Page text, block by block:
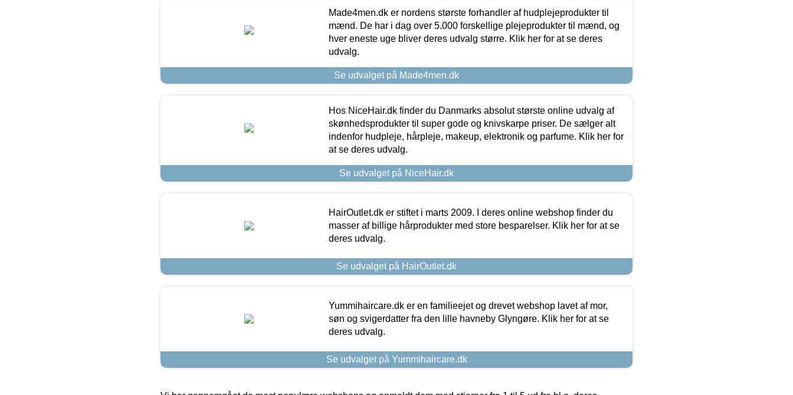
Made4men.dk er nordens største forhandler af hudplejeprodukter til
mænd. De har i dag over 5.000 forskellige plejeprodukter til mænd, og
hver eneste uge bliver deres udvalg større. Klik her for at se deres
udvalg.
Se udvalget på Made4men.dk
Hos NiceHair.dk finder du Danmarks absolut største online udvalg af
skønhedsprodukter til super gode og knivskarpe priser. De sælger alt
indenfor hudpleje, hårpleje, makeup, elektronik og parfume. Klik her for
at se deres udvalg.
Se udvalget på NiceHair.dk
HairOutlet.dk er stiftet i marts 2009. I deres online webshop finder du
masser af billige hårprodukter med store besparelser. Klik her for at se
deres udvalg.
Se udvalget på HairOutlet.dk
Yummihaircare.dk er en familieejet og drevet webshop lavet af mor,
søn og svigerdatter fra den lille havneby Glyngøre. Klik her for at se
deres udvalg.
Se udvalget på Yummihaircare.dk